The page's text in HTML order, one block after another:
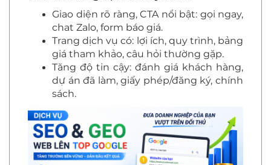
Giao diện rõ ràng, CTA nổi bật: gọi ngay,
chat Zalo, form báo giá.
Trang dịch vụ có: lợi ích, quy trình, bảng
giá tham khảo, câu hỏi thường gặp.
Tăng độ tin cậy: đánh giá khách hàng,
dự án đã làm, giấy phép/đăng ký, chính
sách.